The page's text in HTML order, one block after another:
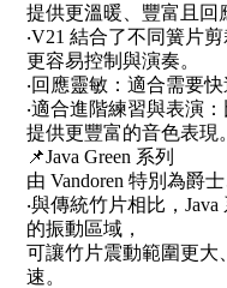
提供更溫暖、豐富且回
‧V21 結合了不同簧片
更容易控制與演奏。
‧回應靈敏：適合需要
‧適合進階練習與表演
提供更豐富的音色表現。
📌Java Green 系列
由 Vandoren 特別為爵
‧與傳統竹片相比，
的振動區域，
可讓竹片震動範圍更大
速。